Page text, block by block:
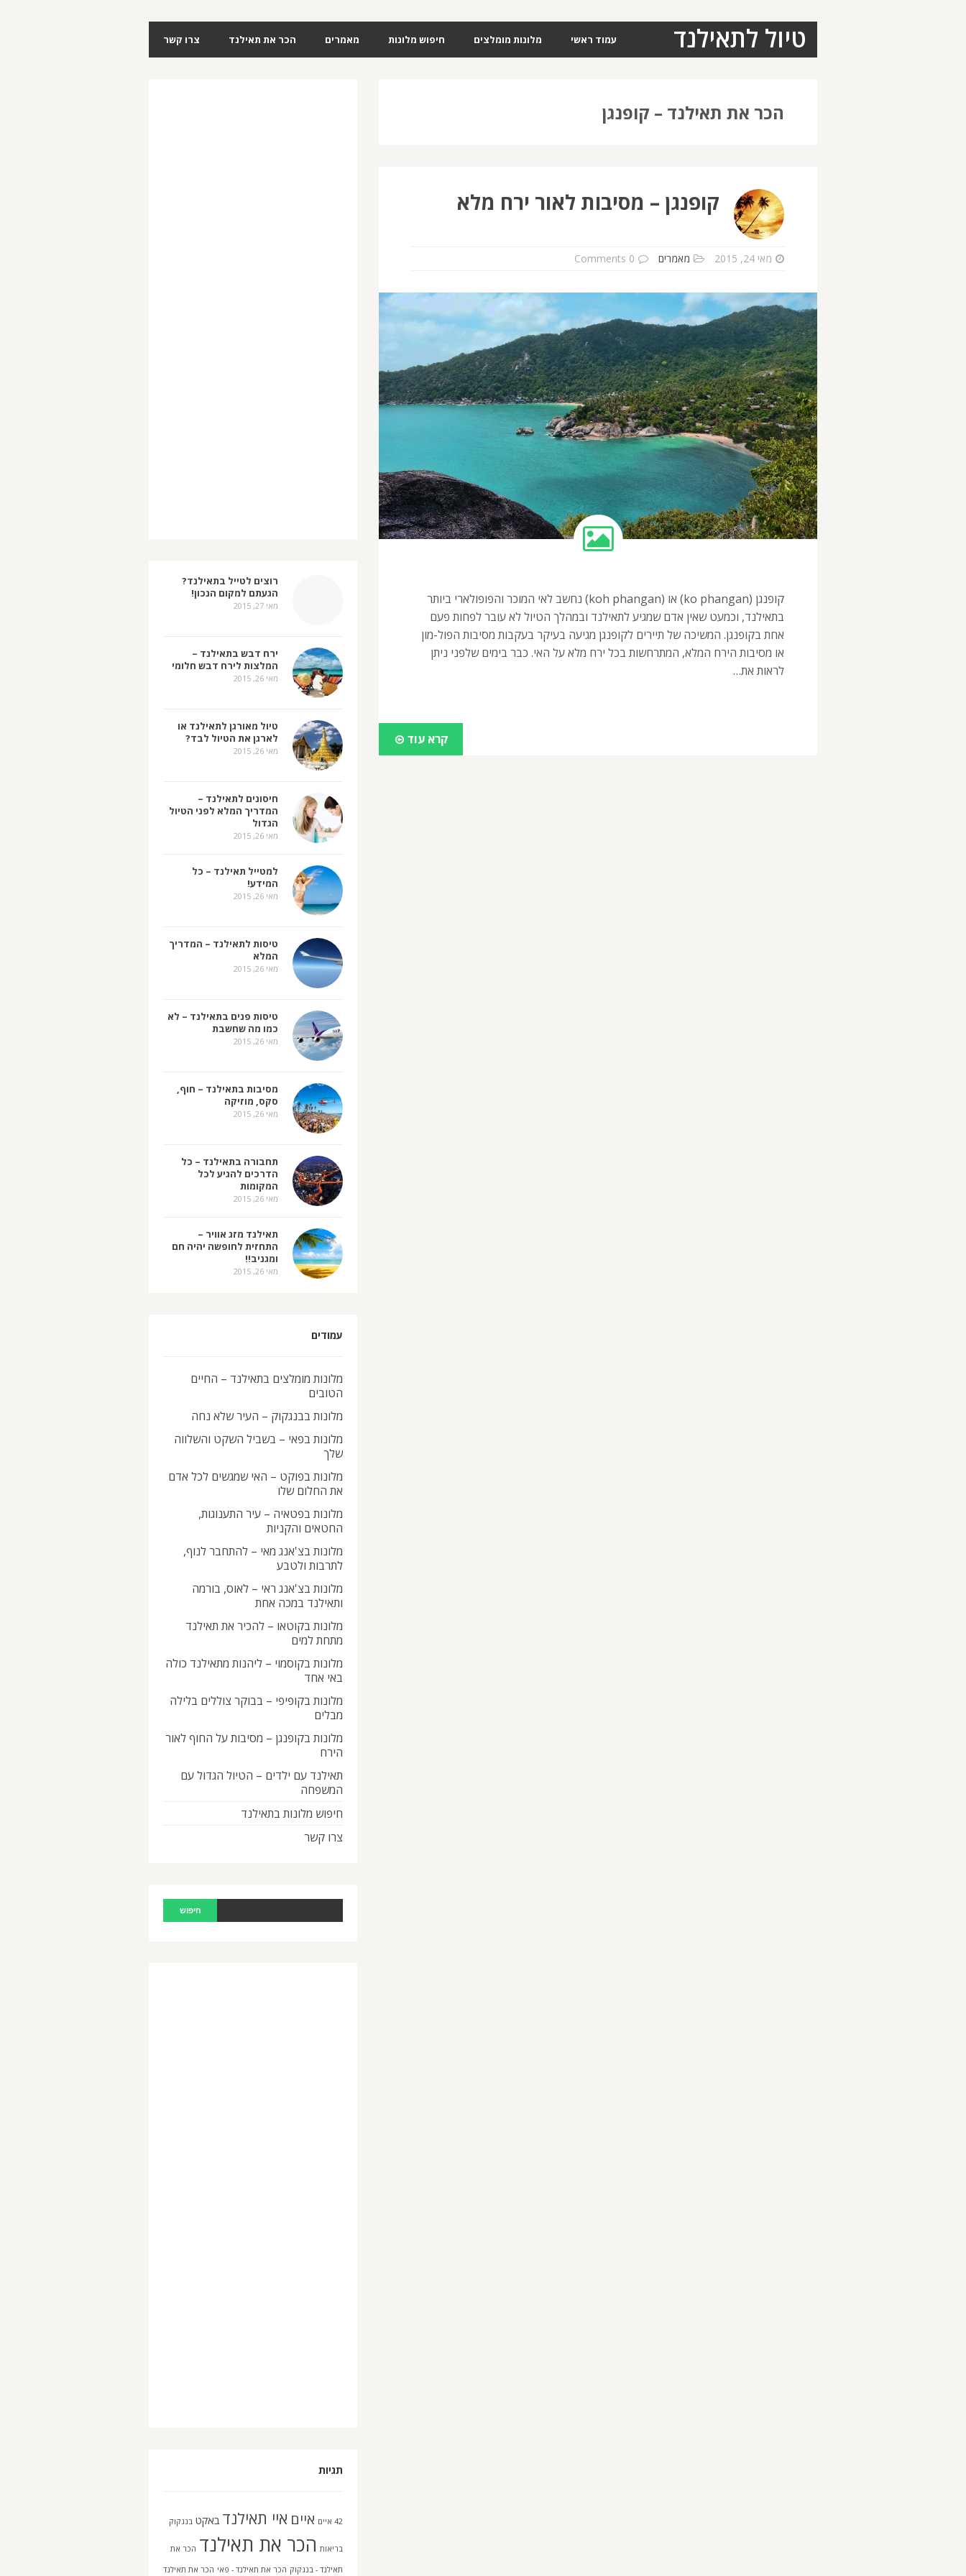
טיול לתאילנד עמוד ראשי מלונות מומלצים חיפוש מלונות מאמרים הכר את תאילנד צרו קשר
הכר את תאילנד – קופנגן
קופנגן – מסיבות לאור ירח מלא
מאי 24, 2015 מאמרים 0 Comments
קופנגן (ko phangan) או (koh phangan) נחשב לאי המוכר והפופולארי ביותר
בתאילנד, וכמעט שאין אדם שמגיע לתאילנד ובמהלך הטיול לא עובר לפחות פעם
אחת בקופנגן. המשיכה של תיירים לקופנגן מגיעה בעיקר בעקבות מסיבות הפול-מון
או מסיבות הירח המלא, המתרחשות בכל ירח מלא על האי. כבר בימים שלפני ניתן
לראות את…
קרא עוד
רוצים לטייל בתאילנד?
הגעתם למקום הנכון!
מאי 27, 2015
ירח דבש בתאילנד –
המלצות לירח דבש חלומי
מאי 26, 2015
טיול מאורגן לתאילנד או
לארגן את הטיול לבד?
מאי 26, 2015
חיסונים לתאילנד –
המדריך המלא לפני הטיול
הגדול
מאי 26, 2015
למטייל תאילנד – כל
המידע!
מאי 26, 2015
טיסות לתאילנד – המדריך
המלא
מאי 26, 2015
טיסות פנים בתאילנד – לא
כמו מה שחשבת
מאי 26, 2015
מסיבות בתאילנד – חוף,
סקס, מוזיקה
מאי 26, 2015
תחבורה בתאילנד – כל
הדרכים להגיע לכל
המקומות
מאי 26, 2015
תאילנד מזג אוויר –
התחזית לחופשה יהיה חם
ומגניב!!
מאי 26, 2015
עמודים
מלונות מומלצים בתאילנד – החיים
הטובים
מלונות בבנגקוק – העיר שלא נחה
מלונות בפאי – בשביל השקט והשלווה
שלך
מלונות בפוקט – האי שמגשים לכל אדם
את החלום שלו
מלונות בפטאיה – עיר התענוגות,
החטאים והקניות
מלונות בצ'אנג מאי – להתחבר לנוף,
לתרבות ולטבע
מלונות בצ'אנג ראי – לאוס, בורמה
ותאילנד במכה אחת
מלונות בקוטאו – להכיר את תאילנד
מתחת למים
מלונות בקוסמוי – ליהנות מתאילנד כולה
באי אחד
מלונות בקופיפי – בבוקר צוללים בלילה
מבלים
מלונות בקופנגן – מסיבות על החוף לאור
הירח
תאילנד עם ילדים – הטיול הגדול עם
המשפחה
חיפוש מלונות בתאילנד
צרו קשר
תגיות
42 איים איים איי תאילנד באקט בנגקוק
בריאות הכר את תאילנד הכר את
תאילנד - בנגקוק הכר את תאילנד - פאי הכר את תאילנד